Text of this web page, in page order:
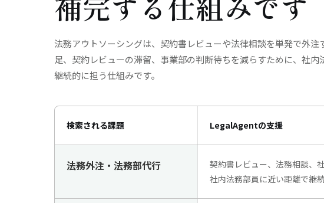
法務アウトソーシングは、契約書レビューや法律相談を単発で外
足、契約レビューの滞留、事業部の判断待ちを減らすために、社
継続的に担う仕組みです。
検索される課題 LegalAgentの支援
法務外注・法務部代行 契約書レビュー、法務相談、社
社内法務部員 に近い距離で継